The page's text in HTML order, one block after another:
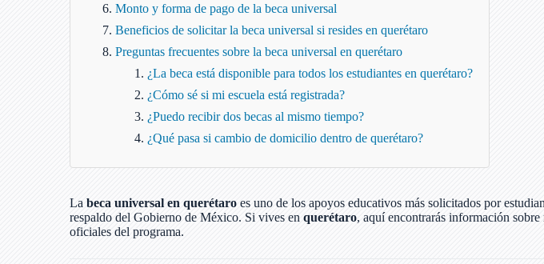
Monto y forma de pago de la beca universal
Beneficios de solicitar la beca universal si resides en querétaro
Preguntas frecuentes sobre la beca universal en querétaro
¿La beca está disponible para todos los estudiantes en querétaro?
¿Cómo sé si mi escuela está registrada?
¿Puedo recibir dos becas al mismo tiempo?
¿Qué pasa si cambio de domicilio dentro de querétaro?
La beca universal en querétaro es uno de los apoyos educativos más solicitados por
respaldo del Gobierno de México. Si vives en querétaro, aquí encontrarás información
oficiales del programa.